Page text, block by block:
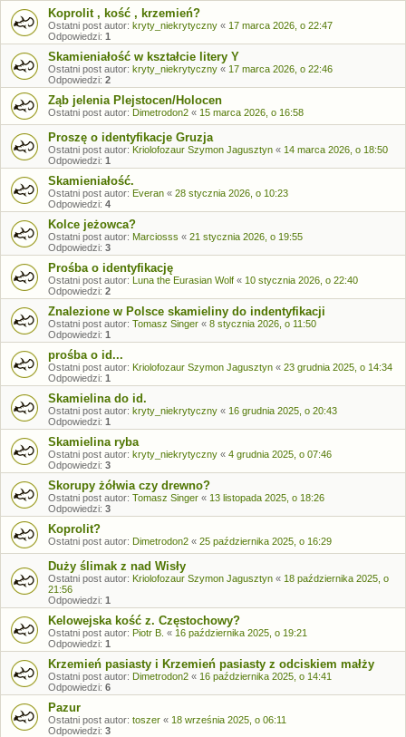
Koprolit , kość , krzemień?
Ostatni post autor: kryty_niekrytyczny « 17 marca 2026, o 22:47
Odpowiedzi: 1
Skamieniałość w kształcie litery Y
Ostatni post autor: kryty_niekrytyczny « 17 marca 2026, o 22:46
Odpowiedzi: 2
Ząb jelenia Plejstocen/Holocen
Ostatni post autor: Dimetrodon2 « 15 marca 2026, o 16:58
Proszę o identyfikacje Gruzja
Ostatni post autor: Kriolofozaur Szymon Jagusztyn « 14 marca 2026, o 18:50
Odpowiedzi: 1
Skamieniałość.
Ostatni post autor: Everan « 28 stycznia 2026, o 10:23
Odpowiedzi: 4
Kolce jeżowca?
Ostatni post autor: Marciosss « 21 stycznia 2026, o 19:55
Odpowiedzi: 3
Prośba o identyfikację
Ostatni post autor: Luna the Eurasian Wolf « 10 stycznia 2026, o 22:40
Odpowiedzi: 2
Znalezione w Polsce skamieliny do indentyfikacji
Ostatni post autor: Tomasz Singer « 8 stycznia 2026, o 11:50
Odpowiedzi: 1
prośba o id...
Ostatni post autor: Kriolofozaur Szymon Jagusztyn « 23 grudnia 2025, o 14:34
Odpowiedzi: 1
Skamielina do id.
Ostatni post autor: kryty_niekrytyczny « 16 grudnia 2025, o 20:43
Odpowiedzi: 1
Skamielina ryba
Ostatni post autor: kryty_niekrytyczny « 4 grudnia 2025, o 07:46
Odpowiedzi: 3
Skorupy żółwia czy drewno?
Ostatni post autor: Tomasz Singer « 13 listopada 2025, o 18:26
Odpowiedzi: 3
Koprolit?
Ostatni post autor: Dimetrodon2 « 25 października 2025, o 16:29
Duży ślimak z nad Wisły
Ostatni post autor: Kriolofozaur Szymon Jagusztyn « 18 października 2025, o
21:56
Odpowiedzi: 1
Kelowejska kość z. Częstochowy?
Ostatni post autor: Piotr B. « 16 października 2025, o 19:21
Odpowiedzi: 1
Krzemień pasiasty i Krzemień pasiasty z odciskiem małży
Ostatni post autor: Dimetrodon2 « 16 października 2025, o 14:41
Odpowiedzi: 6
Pazur
Ostatni post autor: toszer « 18 września 2025, o 06:11
Odpowiedzi: 3